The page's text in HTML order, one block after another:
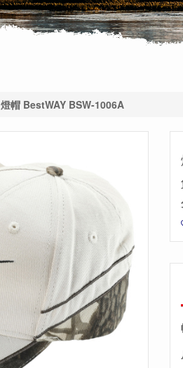
燈帽 BestWAY BSW-1006A